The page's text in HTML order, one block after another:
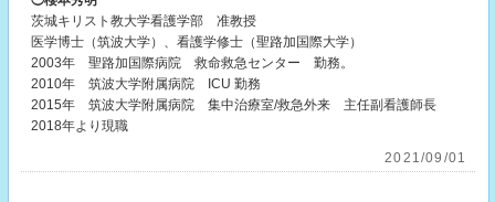
茨城キリスト教大学看護学部 准教授
医学博士（筑波大学）、看護学修士（聖路加国際大学）
2003年 聖路加国際病院 救命救急センター 勤務。
2010年 筑波大学附属病院 ICU 勤務
2015年 筑波大学附属病院 集中治療室/救急外来 主任副看護師長
2018年より現職
2021/09/01